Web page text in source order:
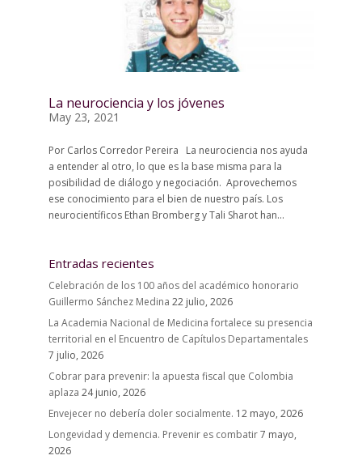
La neurociencia y los jóvenes
May 23, 2021
Por Carlos Corredor Pereira La neurociencia nos ayuda
a entender al otro, lo que es la base misma para la
posibilidad de diálogo y negociación. Aprovechemos
ese conocimiento para el bien de nuestro país. Los
neurocientíficos Ethan Bromberg y Tali Sharot han...
Entradas recientes
Celebración de los 100 años del académico honorario
Guillermo Sánchez Medina 22 julio, 2026
La Academia Nacional de Medicina fortalece su presencia
territorial en el Encuentro de Capítulos Departamentales
7 julio, 2026
Cobrar para prevenir: la apuesta fiscal que Colombia
aplaza 24 junio, 2026
Envejecer no debería doler socialmente. 12 mayo, 2026
Longevidad y demencia. Prevenir es combatir7 mayo,
2026